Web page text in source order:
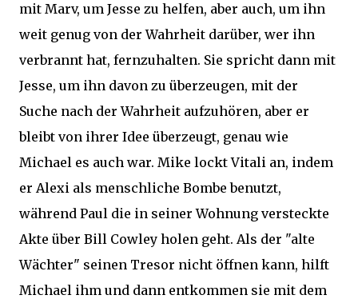
mit Marv, um Jesse zu helfen, aber auch, um ihn
weit genug von der Wahrheit darüber, wer ihn
verbrannt hat, fernzuhalten. Sie spricht dann mit
Jesse, um ihn davon zu überzeugen, mit der
Suche nach der Wahrheit aufzuhören, aber er
bleibt von ihrer Idee überzeugt, genau wie
Michael es auch war. Mike lockt Vitali an, indem
er Alexi als menschliche Bombe benutzt,
während Paul die in seiner Wohnung versteckte
Akte über Bill Cowley holen geht. Als der "alte
Wächter" seinen Tresor nicht öffnen kann, hilft
Michael ihm und dann entkommen sie mit dem